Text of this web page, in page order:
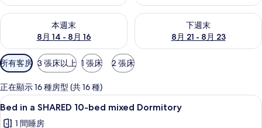
本週末
8月 14 - 8月 16
查看本週末 8月 14 - 8月 16的可訂空房
下週末
8月 21 - 8月 23
查看下週末 8月 21 - 8月 23的
可
用
嘅
客
房
篩
所有客房 3 張床以上 1 張床 2 張床
正在顯示 16 種房型 (共 16 種)
載
入
4
Bed in a SHARED 10-bed mixed Dormitory
1 間睡房